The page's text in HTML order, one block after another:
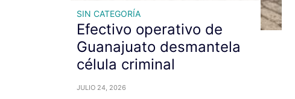
SIN CATEGORÍA
Efectivo operativo de
Guanajuato desmantela
célula criminal
JULIO 24, 2026